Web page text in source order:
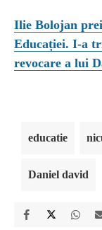
Ilie Bolojan
Educației. I-a
revocare a lui
educatie
Daniel david